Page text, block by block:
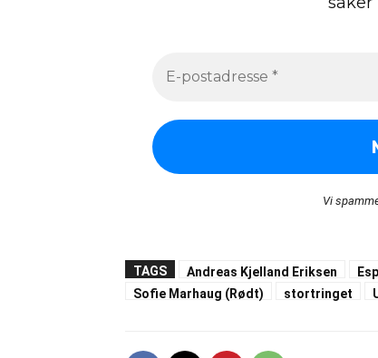
Vi
TAGS Andreas Kjelland Eriksen
Sofie Marhaug (Rødt)
stortringet